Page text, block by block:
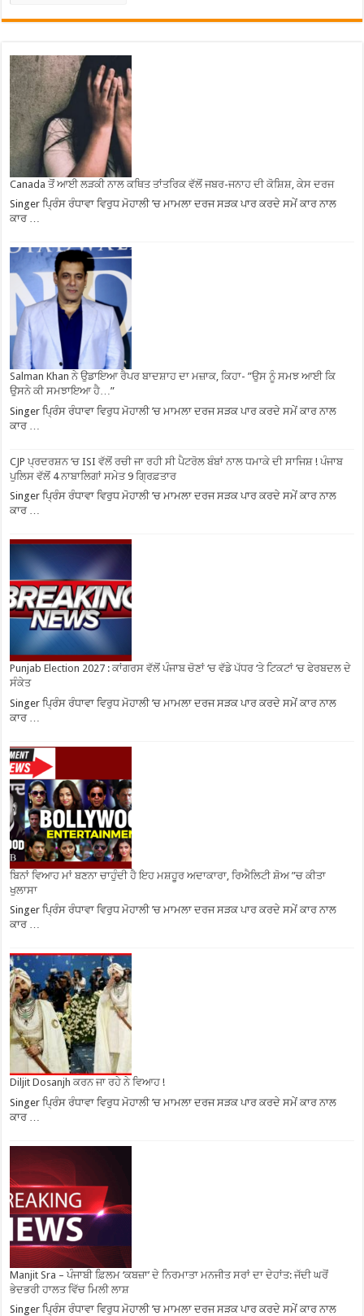
Canada ਤੋਂ ਆਈ ਲੜਕੀ ਨਾਲ ਕਥਿਤ ਤਾਂਤਰਿਕ ਵੱਲੋਂ ਜਬਰ-ਜਨਾਹ ਦੀ ਕੋਸ਼ਿਸ਼, ਕੇਸ ਦਰਜ
Singer ਪ੍ਰਿੰਸ ਰੰਧਾਵਾ ਵਿਰੁਧ ਮੋਹਾਲੀ ’ਚ ਮਾਮਲਾ ਦਰਜ ਸੜਕ ਪਾਰ ਕਰਦੇ ਸਮੇਂ ਕਾਰ ਨਾਲ
ਕਾਰ …
Salman Khan ਨੇ ਉਡਾਇਆ ਰੈਪਰ ਬਾਦਸ਼ਾਹ ਦਾ ਮਜ਼ਾਕ, ਕਿਹਾ- ”ਉਸ ਨੂੰ ਸਮਝ ਆਈ ਕਿ
ਉਸਨੇ ਕੀ ਸਮਝਾਇਆ ਹੈ…”
Singer ਪ੍ਰਿੰਸ ਰੰਧਾਵਾ ਵਿਰੁਧ ਮੋਹਾਲੀ ’ਚ ਮਾਮਲਾ ਦਰਜ ਸੜਕ ਪਾਰ ਕਰਦੇ ਸਮੇਂ ਕਾਰ ਨਾਲ
ਕਾਰ …
CJP ਪ੍ਰਦਰਸ਼ਨ ‘ਚ ISI ਵੱਲੋਂ ਰਚੀ ਜਾ ਰਹੀ ਸੀ ਪੈਟਰੋਲ ਬੰਬਾਂ ਨਾਲ ਧਮਾਕੇ ਦੀ ਸਾਜਿਸ਼ ! ਪੰਜਾਬ
ਪੁਲਿਸ ਵੱਲੋਂ 4 ਨਾਬਾਲਿਗਾਂ ਸਮੇਤ 9 ਗ੍ਰਿਫ਼ਤਾਰ
Singer ਪ੍ਰਿੰਸ ਰੰਧਾਵਾ ਵਿਰੁਧ ਮੋਹਾਲੀ ’ਚ ਮਾਮਲਾ ਦਰਜ ਸੜਕ ਪਾਰ ਕਰਦੇ ਸਮੇਂ ਕਾਰ ਨਾਲ
ਕਾਰ …
Punjab Election 2027 : ਕਾਂਗਰਸ ਵੱਲੋਂ ਪੰਜਾਬ ਚੋਣਾਂ ‘ਚ ਵੱਡੇ ਪੱਧਰ ‘ਤੇ ਟਿਕਟਾਂ ‘ਚ ਫੇਰਬਦਲ ਦੇ
ਸੰਕੇਤ
Singer ਪ੍ਰਿੰਸ ਰੰਧਾਵਾ ਵਿਰੁਧ ਮੋਹਾਲੀ ’ਚ ਮਾਮਲਾ ਦਰਜ ਸੜਕ ਪਾਰ ਕਰਦੇ ਸਮੇਂ ਕਾਰ ਨਾਲ
ਕਾਰ …
ਬਿਨਾਂ ਵਿਆਹ ਮਾਂ ਬਣਨਾ ਚਾਹੁੰਦੀ ਹੈ ਇਹ ਮਸ਼ਹੂਰ ਅਦਾਕਾਰਾ, ਰਿਐਲਿਟੀ ਸ਼ੋਅ ”ਚ ਕੀਤਾ
ਖੁਲਾਸਾ
Singer ਪ੍ਰਿੰਸ ਰੰਧਾਵਾ ਵਿਰੁਧ ਮੋਹਾਲੀ ’ਚ ਮਾਮਲਾ ਦਰਜ ਸੜਕ ਪਾਰ ਕਰਦੇ ਸਮੇਂ ਕਾਰ ਨਾਲ
ਕਾਰ …
Diljit Dosanjh ਕਰਨ ਜਾ ਰਹੇ ਨੇ ਵਿਆਹ !
Singer ਪ੍ਰਿੰਸ ਰੰਧਾਵਾ ਵਿਰੁਧ ਮੋਹਾਲੀ ’ਚ ਮਾਮਲਾ ਦਰਜ ਸੜਕ ਪਾਰ ਕਰਦੇ ਸਮੇਂ ਕਾਰ ਨਾਲ
ਕਾਰ …
Manjit Sra – ਪੰਜਾਬੀ ਫ਼ਿਲਮ ‘ਕਬਜ਼ਾ’ ਦੇ ਨਿਰਮਾਤਾ ਮਨਜੀਤ ਸਰਾਂ ਦਾ ਦੇਹਾਂਤ: ਜੱਦੀ ਘਰੋਂ
ਭੇਦਭਰੀ ਹਾਲਤ ਵਿੱਚ ਮਿਲੀ ਲਾਸ਼
Singer ਪ੍ਰਿੰਸ ਰੰਧਾਵਾ ਵਿਰੁਧ ਮੋਹਾਲੀ ’ਚ ਮਾਮਲਾ ਦਰਜ ਸੜਕ ਪਾਰ ਕਰਦੇ ਸਮੇਂ ਕਾਰ ਨਾਲ